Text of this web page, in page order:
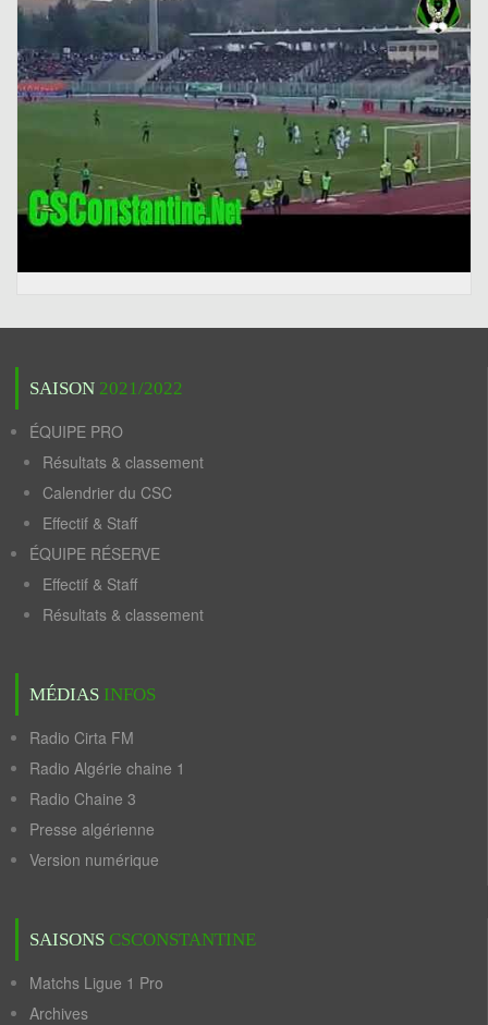
SAISON 2021/2022
ÉQUIPE PRO
Résultats & classement
Calendrier du CSC
Effectif & Staff
ÉQUIPE RÉSERVE
Effectif & Staff
Résultats & classement
MÉDIAS INFOS
Radio Cirta FM
Radio Algérie chaine 1
Radio Chaine 3
Presse algérienne
Version numérique
SAISONS CSCONSTANTINE
Matchs Ligue 1 Pro
Archives